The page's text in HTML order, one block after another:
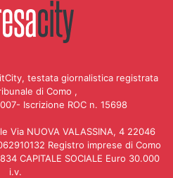
testata giornalistica registrata
di Como ,
Iscrizione ROC n. 15698
Via NUOVA VALASSINA, 4 22046
Registro imprese di Como
CAPITALE SOCIALE Euro 30.000
i.v.